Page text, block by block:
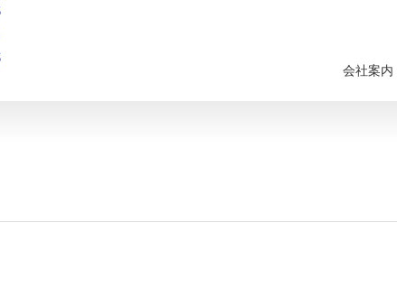
会社案内